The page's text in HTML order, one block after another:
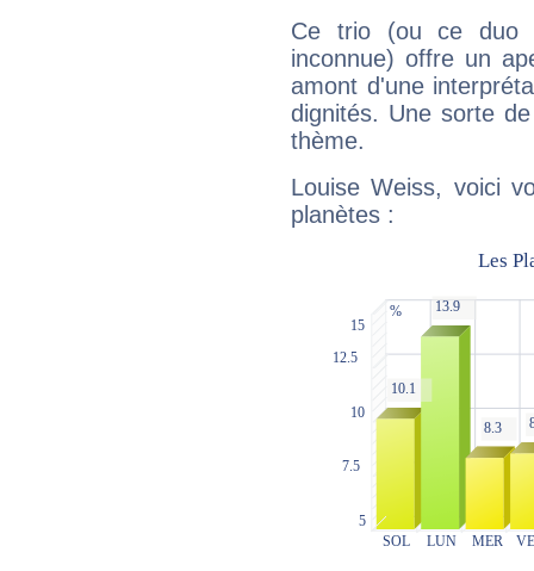
Ce trio (ou ce duo
inconnue) offre un
amont d'une
dignités. Une sorte
thème.
Louise Weiss, voici
planètes :